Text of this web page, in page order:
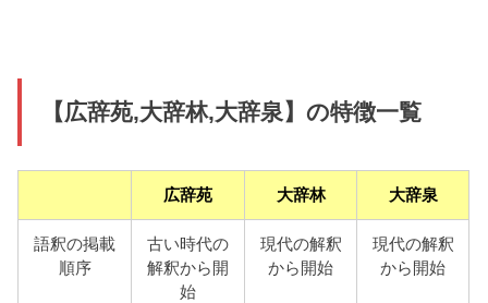
【広辞苑,大辞林,大辞泉】の特徴一覧
広辞苑 大辞林 大辞泉
語釈の掲載
順序
古い時代の
解釈から開
始
現代の解釈
から開始
現代の解釈
から開始